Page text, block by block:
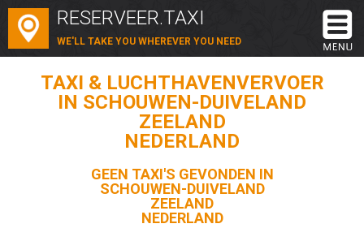
RESERVEER.TAXI
WE'LL TAKE YOU WHEREVER YOU NEED
TAXI & LUCHTHAVENVERVOER
IN SCHOUWEN-DUIVELAND
ZEELAND
NEDERLAND
GEEN TAXI'S GEVONDEN IN
SCHOUWEN-DUIVELAND
ZEELAND
NEDERLAND